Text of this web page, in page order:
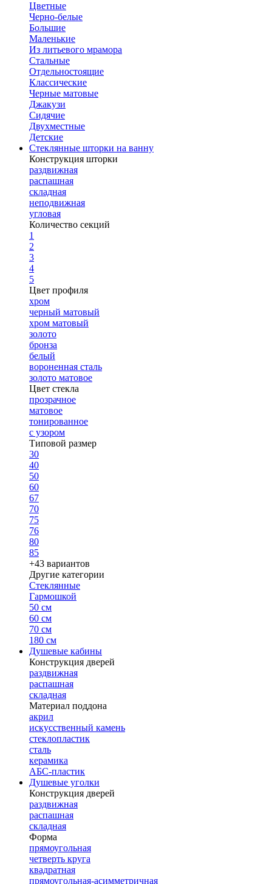
Цветные
Черно-белые
Большие
Маленькие
Из литьевого мрамора
Стальные
Отдельностоящие
Классические
Черные матовые
Джакузи
Сидячие
Двухместные
Детские
Стеклянные шторки на ванну
Конструкция шторки
раздвижная
распашная
складная
неподвижная
угловая
Количество секций
1
2
3
4
5
Цвет профиля
хром
черный матовый
хром матовый
золото
бронза
белый
вороненная сталь
золото матовое
Цвет стекла
прозрачное
матовое
тонированное
с узором
Типовой размер
30
40
50
60
67
70
75
76
80
85
+43 вариантов
Другие категории
Стеклянные
Гармошкой
50 см
60 см
70 см
180 см
Душевые кабины
Конструкция дверей
раздвижная
распашная
складная
Материал поддона
акрил
искусственный камень
стеклопластик
сталь
керамика
АБС-пластик
Душевые уголки
Конструкция дверей
раздвижная
распашная
складная
Форма
прямоугольная
четверть круга
квадратная
прямоугольная-асимметричная